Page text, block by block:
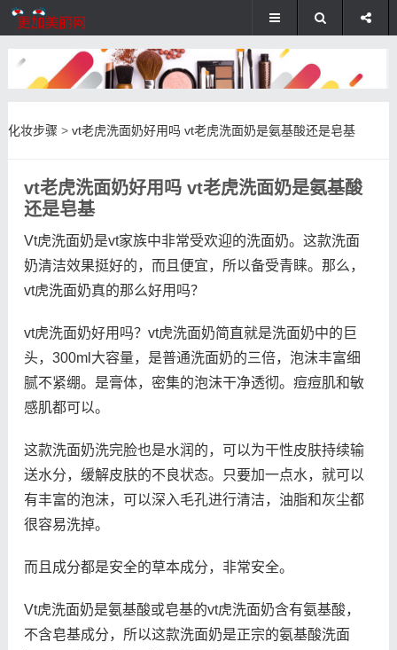
化妆步骤 > vt老虎洗面奶好用吗 vt老虎洗面奶是氨基酸还是皂基
vt老虎洗面奶好用吗 vt老虎洗面奶是氨基酸
还是皂基
Vt虎洗面奶是vt家族中非常受欢迎的洗面奶。这款洗面
奶清洁效果挺好的，而且便宜，所以备受青睐。那么，
vt虎洗面奶真的那么好用吗？
vt虎洗面奶好用吗？vt虎洗面奶简直就是洗面奶中的巨
头，300ml大容量，是普通洗面奶的三倍，泡沫丰富细
腻不紧绷。是膏体，密集的泡沫干净透彻。痘痘肌和敏
感肌都可以。
这款洗面奶洗完脸也是水润的，可以为干性皮肤持续输
送水分，缓解皮肤的不良状态。只要加一点水，就可以
有丰富的泡沫，可以深入毛孔进行清洁，油脂和灰尘都
很容易洗掉。
而且成分都是安全的草本成分，非常安全。
Vt虎洗面奶是氨基酸或皂基的vt虎洗面奶含有氨基酸，
不含皂基成分，所以这款洗面奶是正宗的氨基酸洗面